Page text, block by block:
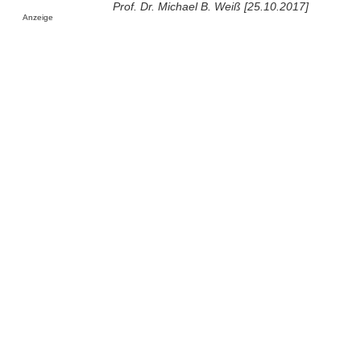
Prof. Dr. Michael B. Weiß [25.10.2017]
Anzeige